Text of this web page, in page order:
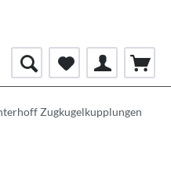
Zugkugelkupplungen